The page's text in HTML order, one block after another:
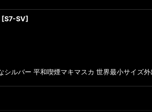
[S7-SV]
ルバー 平和喫煙マキマスカ 世界最小サイズ